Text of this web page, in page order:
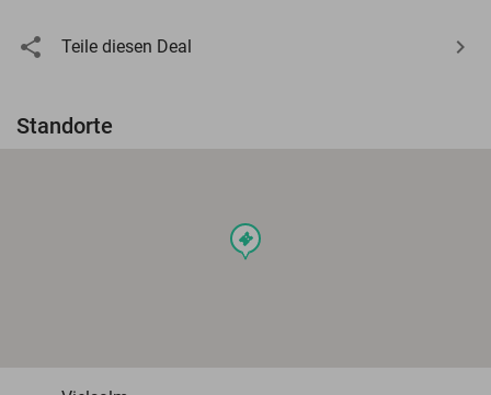
Teile diesen Deal
Standorte
events